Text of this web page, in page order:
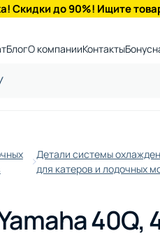
Скидки до 90%! Ищите
БлогО компанииКонтакты
Детали системы
для катеров и лодочных
40Q,